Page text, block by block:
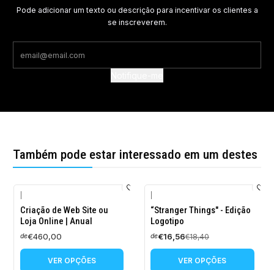
Pode adicionar um texto ou descrição para incentivar os clientes a
se inscreverem.
Também pode estar interessado em um destes
Criação de Web Site ou
Loja Online | Anual
de€460,00
VER OPÇÕES
-10%
DESCONTO
“Stranger Things" - Edição
Logotipo
de€16,56€18,40
VER OPÇÕES